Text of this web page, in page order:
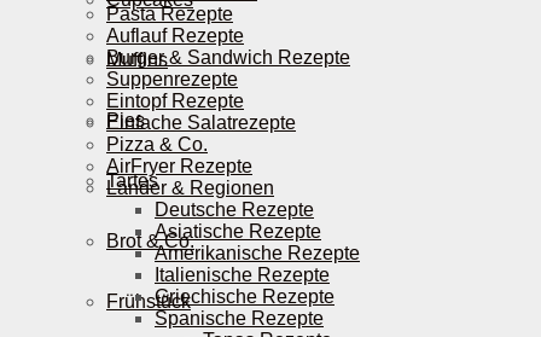
Muffins
Pies
Tartes
Brot & Co.
Frühstück
Pasta Rezepte
Auflauf Rezepte
Burger & Sandwich Rezepte
Suppenrezepte
Eintopf Rezepte
Einfache Salatrezepte
Pizza & Co.
AirFryer Rezepte
Länder & Regionen
Deutsche Rezepte
Asiatische Rezepte
Amerikanische Rezepte
Italienische Rezepte
Griechische Rezepte
Spanische Rezepte